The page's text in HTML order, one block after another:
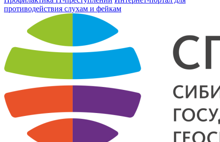
противодействия слухам и фейкам